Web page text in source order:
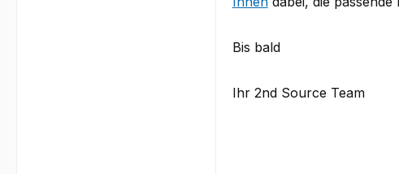
Bis bald
Ihr 2nd Source Team